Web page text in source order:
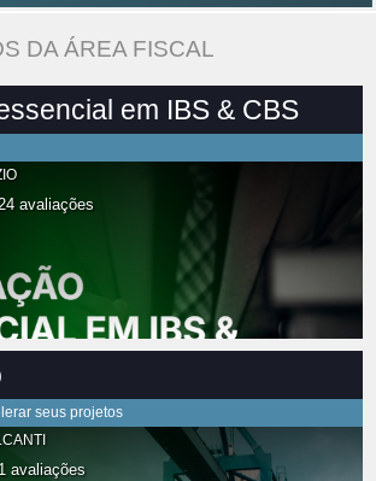
DA ÁREA FISCAL
em IBS & CBS
avaliações
seus projetos
avaliações